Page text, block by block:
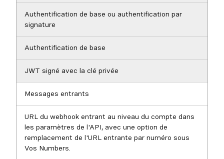
Authentification de base ou authentification par
signature
Authentification de base
JWT signé avec la clé privée
Messages entrants
URL du webhook entrant au niveau du compte dans
les paramètres de l'API, avec une option de
remplacement de l'URL entrante par numéro sous
Vos Numbers.